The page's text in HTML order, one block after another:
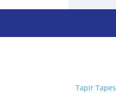
Tapir Tapes